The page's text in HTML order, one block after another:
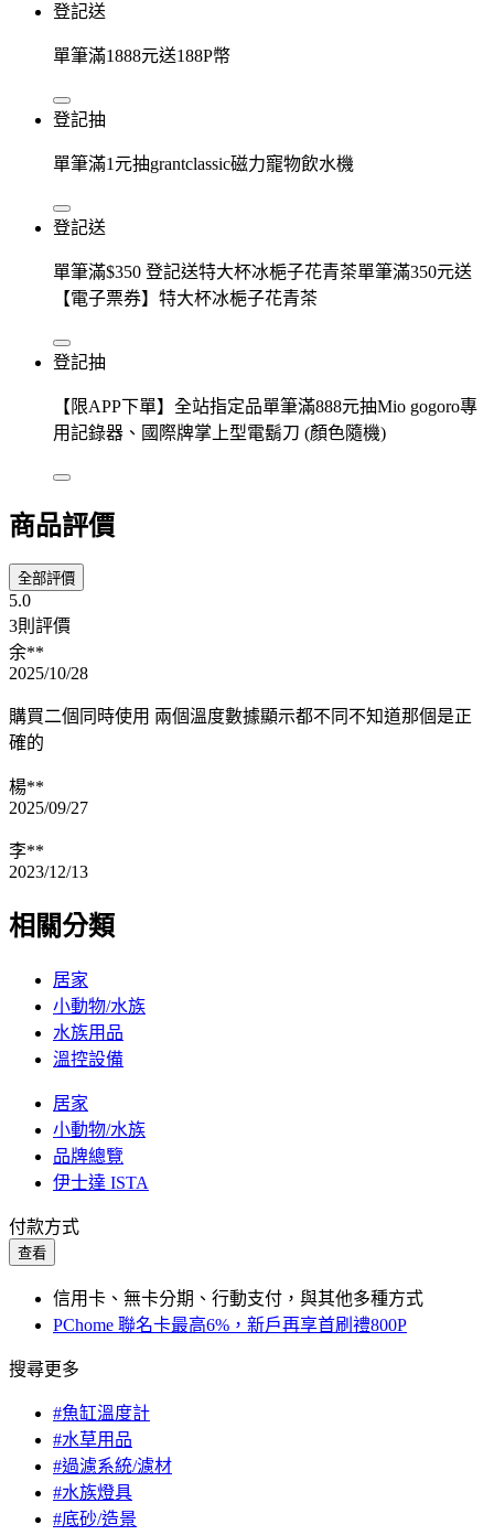
登記送
單筆滿1888元送188P幣
登記抽
單筆滿1元抽grantclassic磁力寵物飲水機
登記送
單筆滿$350 登記送特大杯冰梔子花青茶單筆滿350元送
【電子票券】特大杯冰梔子花青茶
登記抽
【限APP下單】全站指定品單筆滿888元抽Mio gogoro專
用記錄器、國際牌掌上型電鬍刀 (顏色隨機)
商品評價
全部評價
5.0
3則評價
余**
2025/10/28
購買二個同時使用 兩個溫度數據顯示都不同不知道那個是正
確的
楊**
2025/09/27
李**
2023/12/13
相關分類
居家
小動物/水族
水族用品
溫控設備
居家
小動物/水族
品牌總覽
伊士達 ISTA
付款方式
查看
信用卡、無卡分期、行動支付，與其他多種方式
PChome 聯名卡最高6%，新戶再享首刷禮800P
搜尋更多
#魚缸溫度計
#水草用品
#過濾系統/濾材
#水族燈具
#底砂/造景